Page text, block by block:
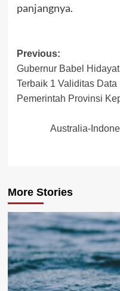
panjangnya.
Post
navigation
Previous:
Gubernur Babel
Terbaik 1 Validitas
Pemerintah Provinsi
Australia-
More Stories